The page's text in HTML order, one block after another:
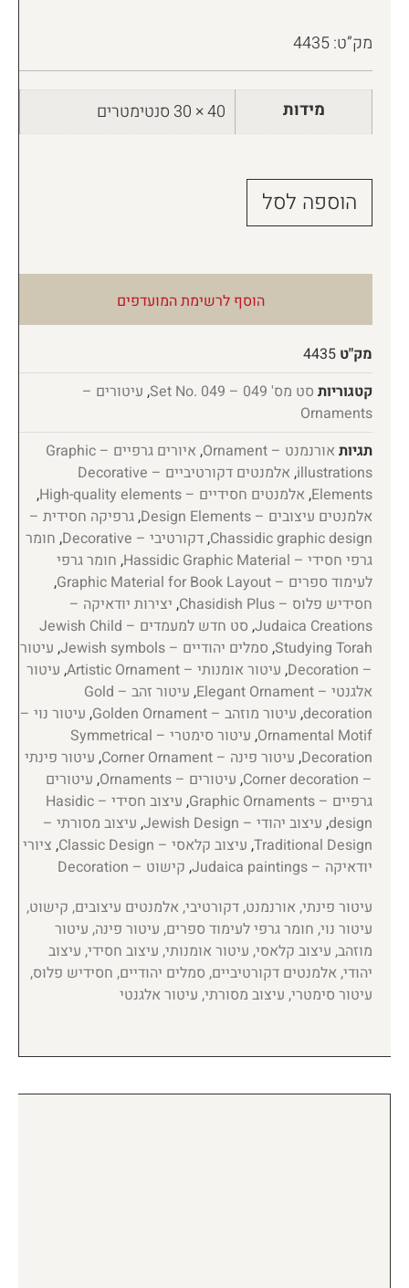
מק”ט: 4435
מידות 40 × 30 סנטימטרים
הוספה לסל
הוסף לרשימת המועדפים
מק"ט 4435
קטגוריות סט מס' 049 – Set No. 049 , עיטורים –
Ornaments
תגיות אורנמנט – Ornament ,
איורים גרפיים – Graphic
illustrations
,
אלמנטים דקורטיביים – Decorative
Elements
, אלמנטים חסידיים – High-quality elements
,
אלמנטים עיצובים – Design Elements
,גרפיקה חסידית –
Chassidic graphic design
,דקורטיבי – Decorative , חומר
גרפי חסידי – Hassidic Graphic Material
, חומר גרפי
לעימוד ספרים – Graphic Material for Book Layout
,
חסידיש פלוס – Chasidish Plus
, יצירות יודאיקה –
Judaica Creations
,
סט חדש למעמדים – Jewish Child
Studying Torah
, סמלים יהודיים – Jewish symbols , עיטור
– Decoration
, עיטור אומנותי – Artistic Ornament , עיטור
אלגנטי – Elegant Ornament
,
עיטור זהב – Gold
decoration
, עיטור מוזהב – Golden Ornament , עיטור נוי –
Ornamental Motif
,
עיטור סימטרי – Symmetrical
Decoration
, עיטור פינה – Corner Ornament , עיטור פינתי
– Corner decoration
, עיטורים – Ornaments , עיטורים
גרפיים – Graphic Ornaments
,
עיצוב חסידי – Hasidic
design
, עיצוב יהודי – Jewish Design , עיצוב מסורתי –
Traditional Design
, עיצוב קלאסי – Classic Design , ציורי
יודאיקה – Judaica paintings
, קישוט – Decoration
עיטור פינתי, אורנמנט, דקורטיבי, אלמנטים עיצובים, קישוט,
עיטור נוי, חומר גרפי לעימוד ספרים, עיטור פינה, עיטור
מוזהב, עיצוב קלאסי, עיטור אומנותי, עיצוב חסידי, עיצוב
יהודי, אלמנטים דקורטיביים, סמלים יהודיים, חסידיש פלוס,
עיטור סימטרי, עיצוב מסורתי, עיטור אלגנטי